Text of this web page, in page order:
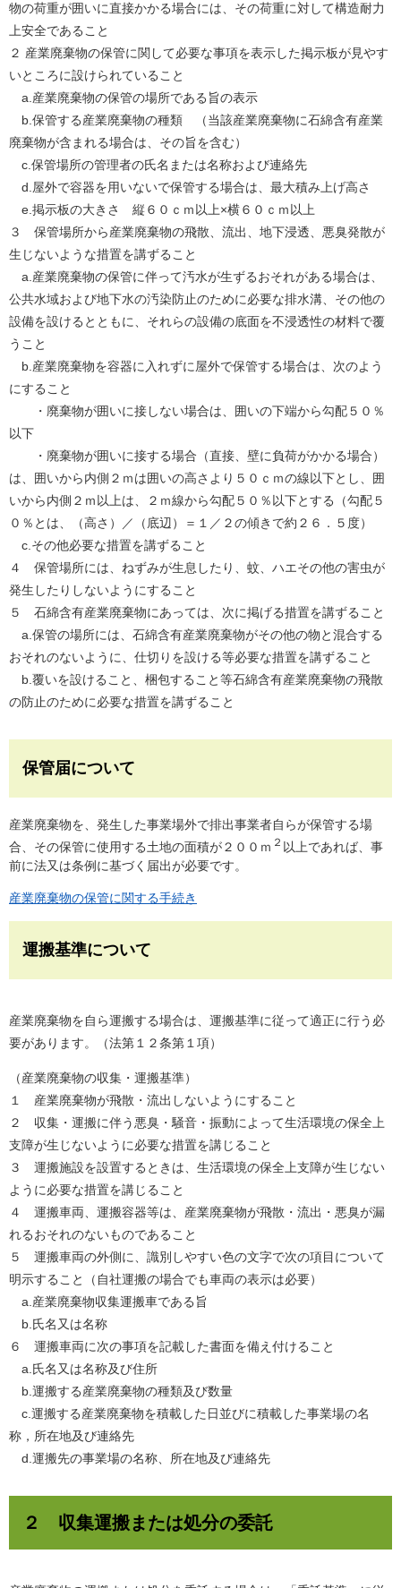
物の荷重が囲いに直接かかる場合には、その荷重に対して構造耐力
上安全であること
２ 産業廃棄物の保管に関して必要な事項を表示した掲示板が見やす
いところに設けられていること
a.産業廃棄物の保管の場所である旨の表示
b.保管する産業廃棄物の種類 （当該産業廃棄物に石綿含有産業
廃棄物が含まれる場合は、その旨を含む）
c.保管場所の管理者の氏名または名称および連絡先
d.屋外で容器を用いないで保管する場合は、最大積み上げ高さ
e.掲示板の大きさ 縦６０ｃｍ以上×横６０ｃｍ以上
３ 保管場所から産業廃棄物の飛散、流出、地下浸透、悪臭発散が
生じないような措置を講ずること
a.産業廃棄物の保管に伴って汚水が生ずるおそれがある場合は、
公共水域および地下水の汚染防止のために必要な排水溝、その他の
設備を設けるとともに、それらの設備の底面を不浸透性の材料で覆
うこと
b.産業廃棄物を容器に入れずに屋外で保管する場合は、次のよう
にすること
・廃棄物が囲いに接しない場合は、囲いの下端から勾配５０％
以下
・廃棄物が囲いに接する場合（直接、壁に負荷がかかる場合）
は、囲いから内側２ｍは囲いの高さより５０ｃｍの線以下とし、囲
いから内側２ｍ以上は、２ｍ線から勾配５０％以下とする（勾配５
０％とは、（高さ）／（底辺）＝１／２の傾きで約２６．５度）
c.その他必要な措置を講ずること
４ 保管場所には、ねずみが生息したり、蚊、ハエその他の害虫が
発生したりしないようにすること
５ 石綿含有産業廃棄物にあっては、次に掲げる措置を講ずること
a.保管の場所には、石綿含有産業廃棄物がその他の物と混合する
おそれのないように、仕切りを設ける等必要な措置を講ずること
b.覆いを設けること、梱包すること等石綿含有産業廃棄物の飛散
の防止のために必要な措置を講ずること
保管届について
産業廃棄物を、発生した事業場外で排出事業者自らが保管する場
合、その保管に使用する土地の面積が２００ｍ ２ 以上であれば、事
前に法又は条例に基づく届出が必要です。
産業廃棄物の保管に関する手続き
運搬基準について
産業廃棄物を自ら運搬する場合は、運搬基準に従って適正に行う必
要があります。（法第１２条第１項）
（産業廃棄物の収集・運搬基準）
１ 産業廃棄物が飛散・流出しないようにすること
２ 収集・運搬に伴う悪臭・騒音・振動によって生活環境の保全上
支障が生じないように必要な措置を講じること
３ 運搬施設を設置するときは、生活環境の保全上支障が生じない
ように必要な措置を講じること
４ 運搬車両、運搬容器等は、産業廃棄物が飛散・流出・悪臭が漏
れるおそれのないものであること
５ 運搬車両の外側に、識別しやすい色の文字で次の項目について
明示すること（自社運搬の場合でも車両の表示は必要）
a.産業廃棄物収集運搬車である旨
b.氏名又は名称
６ 運搬車両に次の事項を記載した書面を備え付けること
a.氏名又は名称及び住所
b.運搬する産業廃棄物の種類及び数量
c.運搬する産業廃棄物を積載した日並びに積載した事業場の名
称，所在地及び連絡先
d.運搬先の事業場の名称、所在地及び連絡先
２ 収集運搬または処分の委託